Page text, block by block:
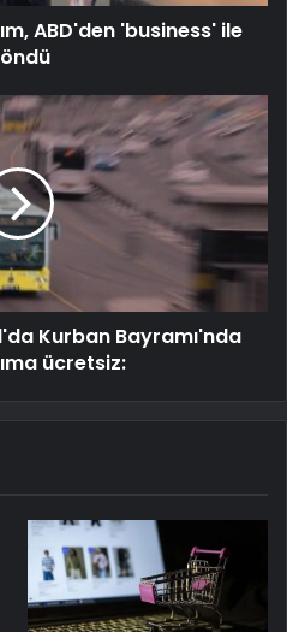
ABD'den 'business' ile
Kurban Bayramı'nda
ücretsiz: